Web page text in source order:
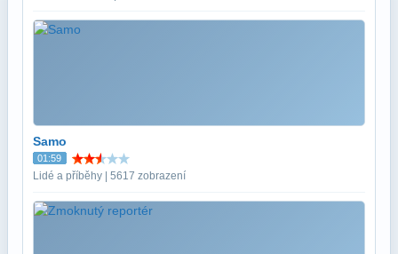
Samo
01:59
Lidé a příběhy | 5617 zobrazení